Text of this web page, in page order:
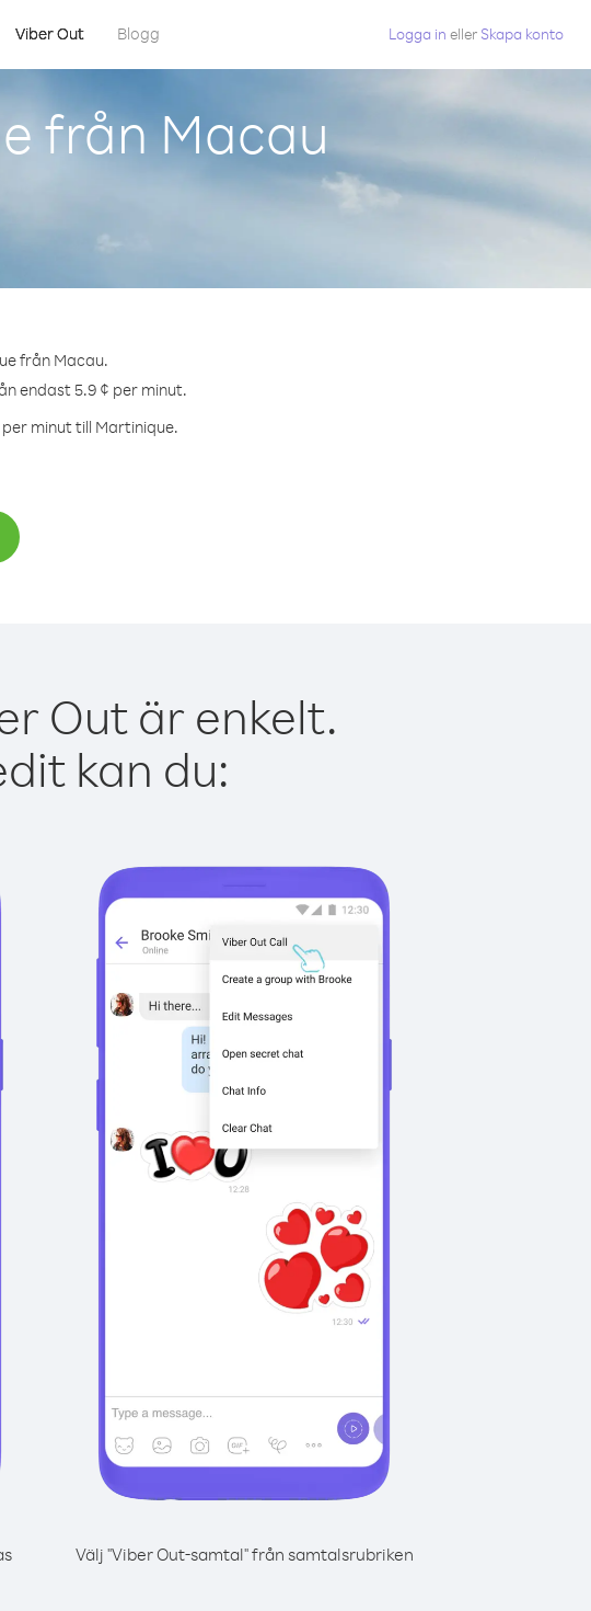
Viber Out Blogg Logga in eller Skapa konto
från Macau
från Macau.
endast 5.9 ¢ per minut.
minut till Martinique.
Out är enkelt.
kan du:
Välj "Viber Out-samtal" från samtalsrubriken